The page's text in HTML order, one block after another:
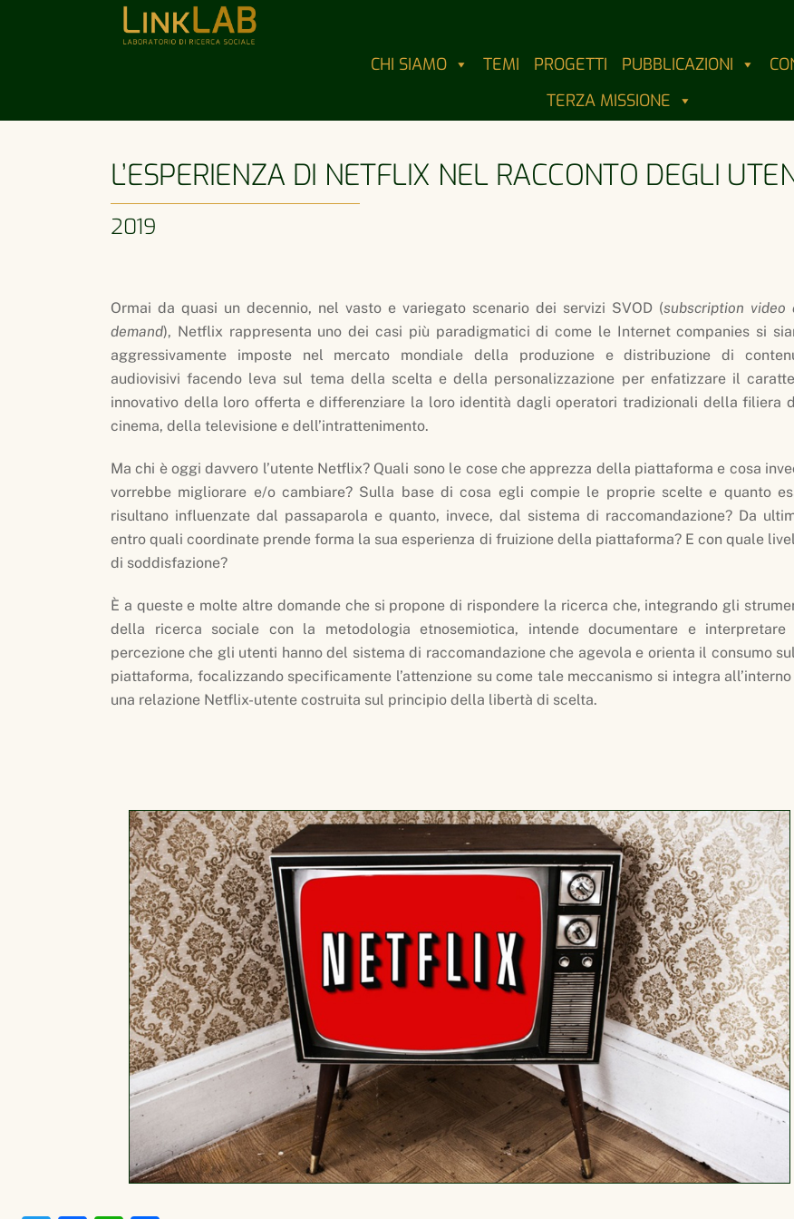
CHI SIAMO TEMI PROGETTI PUBBLICAZIONI
TERZA MISSIONE
L’ESPERIENZA DI NETFLIX NEL RACCONTO DEGLI
2019
Ormai da quasi un decennio, nel vasto e variegato scenario dei servizi SVOD (subscription video
demand), Netflix rappresenta uno dei casi più paradigmatici di come le Internet companies si
aggressivamente imposte nel mercato mondiale della produzione e distribuzione di
audiovisivi facendo leva sul tema della scelta e della personalizzazione per enfatizzare il
innovativo della loro offerta e differenziare la loro identità dagli operatori tradizionali della filiera
cinema, della televisione e dell’intrattenimento.
Ma chi è oggi davvero l’utente Netflix? Quali sono le cose che apprezza della piattaforma e cosa
vorrebbe migliorare e/o cambiare? Sulla base di cosa egli compie le proprie scelte e quanto
risultano influenzate dal passaparola e quanto, invece, dal sistema di raccomandazione? Da
entro quali coordinate prende forma la sua esperienza di fruizione della piattaforma? E con quale
di soddisfazione?
È a queste e molte altre domande che si propone di rispondere la ricerca che, integrando gli
della ricerca sociale con la metodologia etnosemiotica, intende documentare e interpretare
percezione che gli utenti hanno del sistema di raccomandazione che agevola e orienta il consumo
piattaforma, focalizzando specificamente l’attenzione su come tale meccanismo si integra
una relazione Netflix-utente costruita sul principio della libertà di scelta.